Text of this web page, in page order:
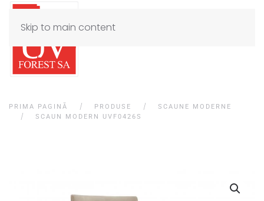
Skip to main content
PRIMA PAGINĂ PRODUSE
SCAUNE MODERNE
SCAUN MODERN UVF0426S